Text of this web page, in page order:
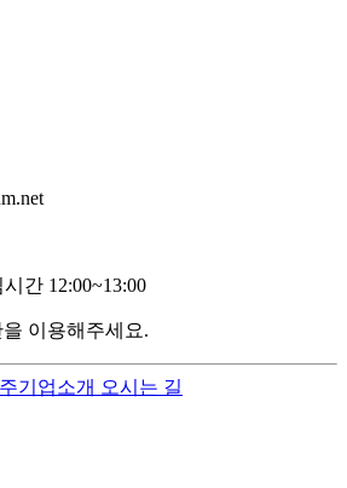
간 12:00~13:00
이용해주세요.
기업소개 오시는 길